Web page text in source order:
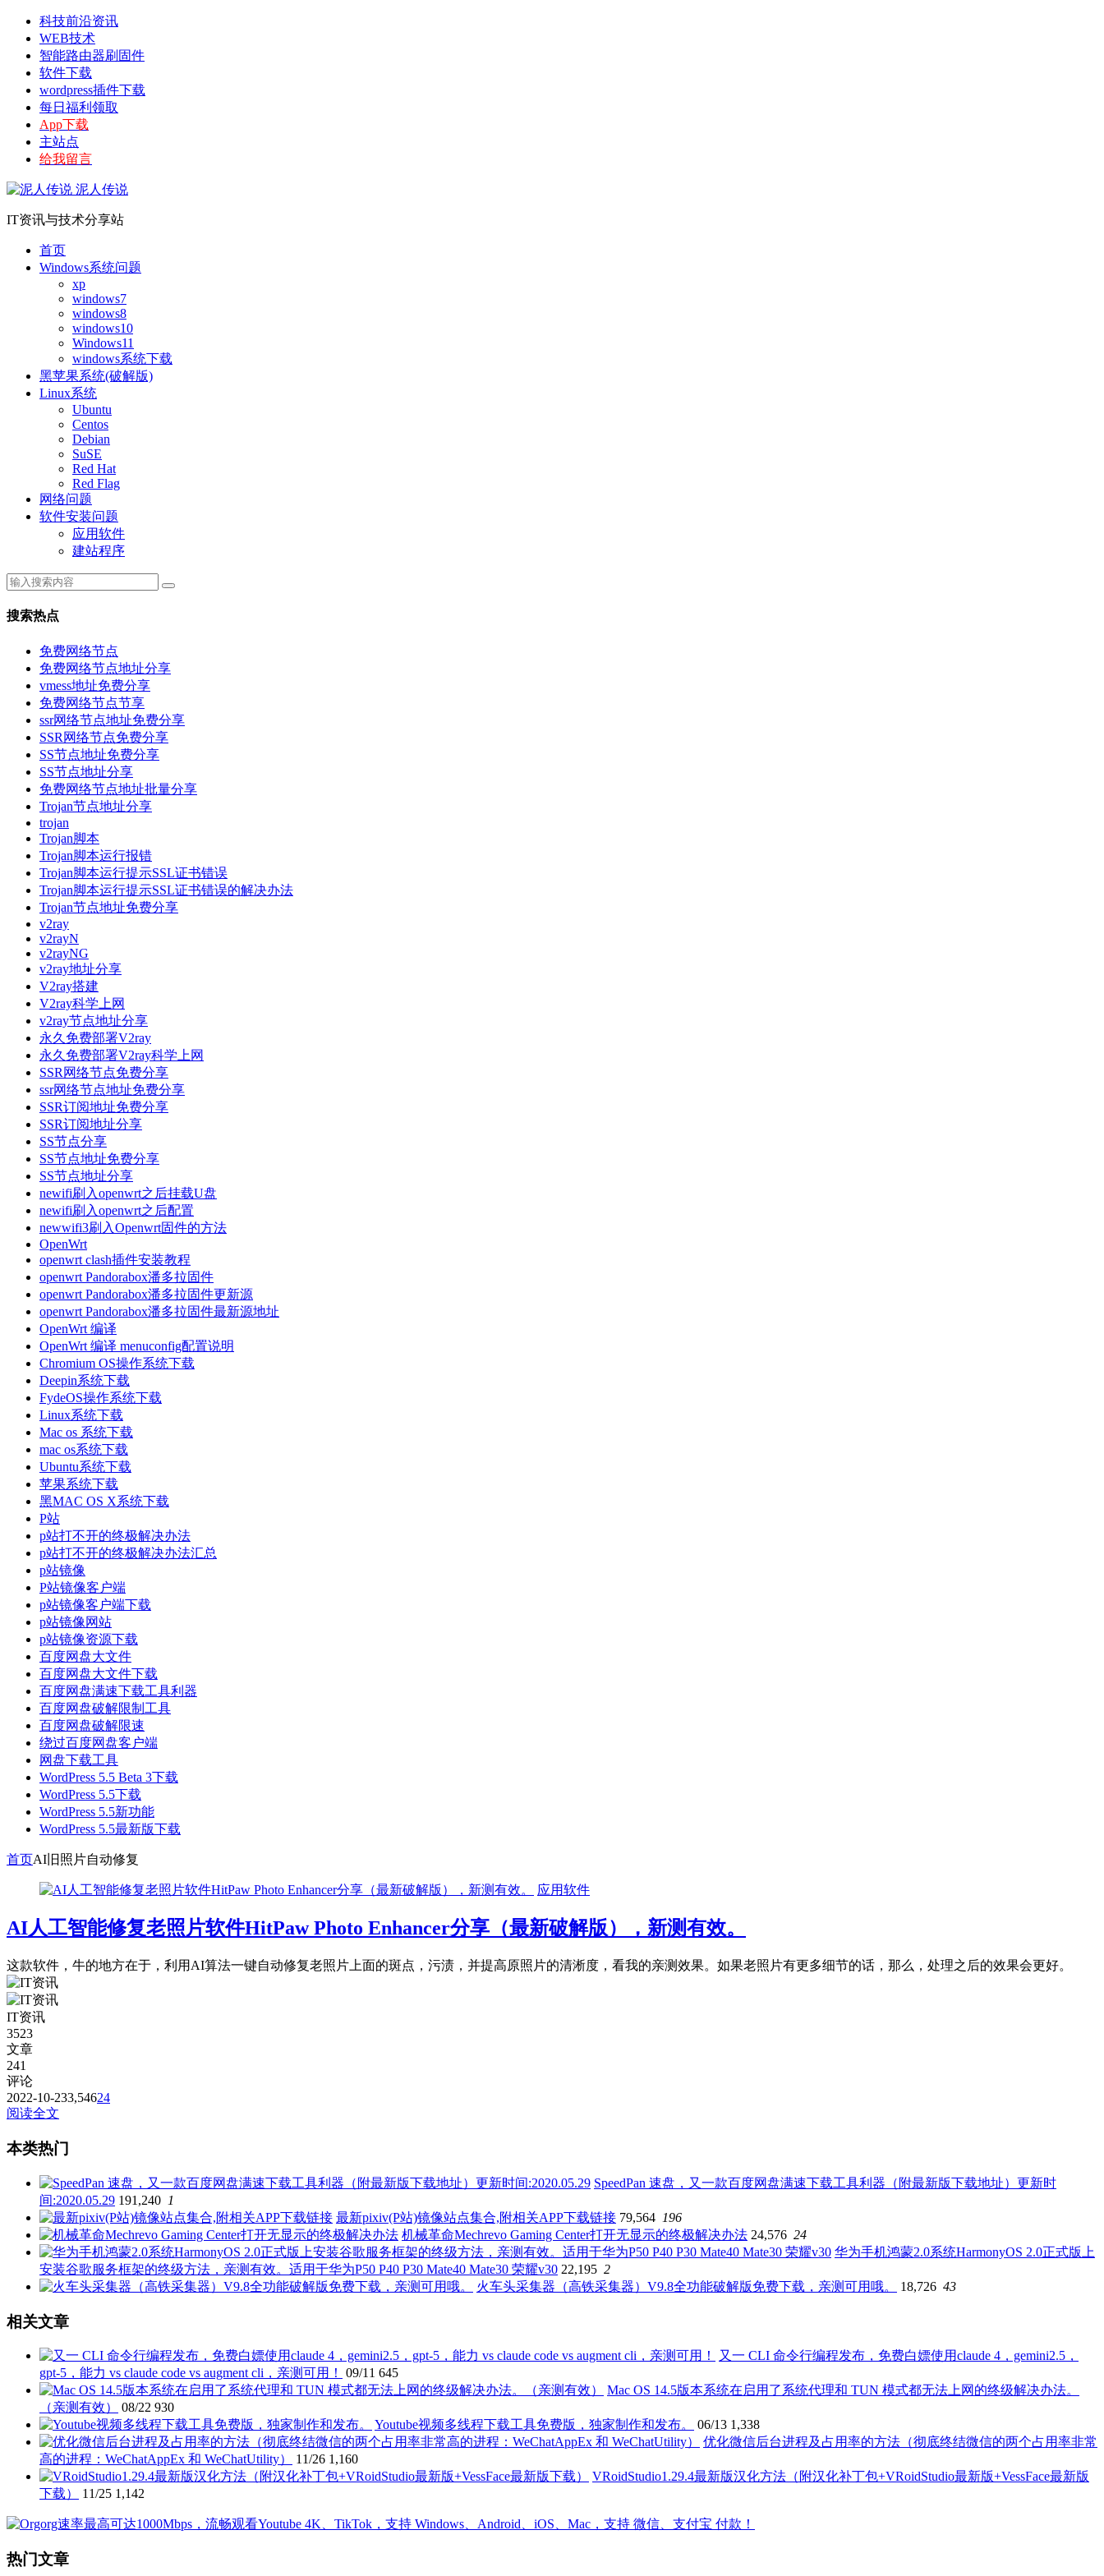
科技前沿资讯
WEB技术
智能路由器刷固件
软件下载
wordpress插件下载
每日福利领取
App下载
主站点
给我留言
泥人传说
IT资讯与技术分享站
首页
Windows系统问题
xp
windows7
windows8
windows10
Windows11
windows系统下载
黑苹果系统(破解版)
Linux系统
Ubuntu
Centos
Debian
SuSE
Red Hat
Red Flag
网络问题
软件安装问题
应用软件
建站程序
搜索热点
免费网络节点
免费网络节点地址分享
vmess地址免费分享
免费网络节点节享
ssr网络节点地址免费分享
SSR网络节点免费分享
SS节点地址免费分享
SS节点地址分享
免费网络节点地址批量分享
Trojan节点地址分享
trojan
Trojan脚本
Trojan脚本运行报错
Trojan脚本运行提示SSL证书错误
Trojan脚本运行提示SSL证书错误的解决办法
Trojan节点地址免费分享
v2ray
v2rayN
v2rayNG
v2ray地址分享
V2ray搭建
V2ray科学上网
v2ray节点地址分享
永久免费部署V2ray
永久免费部署V2ray科学上网
SSR网络节点免费分享
ssr网络节点地址免费分享
SSR订阅地址免费分享
SSR订阅地址分享
SS节点分享
SS节点地址免费分享
SS节点地址分享
newifi刷入openwrt之后挂载U盘
newifi刷入openwrt之后配置
newwifi3刷入Openwrt固件的方法
OpenWrt
openwrt clash插件安装教程
openwrt Pandorabox潘多拉固件
openwrt Pandorabox潘多拉固件更新源
openwrt Pandorabox潘多拉固件最新源地址
OpenWrt 编译
OpenWrt 编译 menuconfig配置说明
Chromium OS操作系统下载
Deepin系统下载
FydeOS操作系统下载
Linux系统下载
Mac os 系统下载
mac os系统下载
Ubuntu系统下载
苹果系统下载
黑MAC OS X系统下载
P站
p站打不开的终极解决办法
p站打不开的终极解决办法汇总
p站镜像
P站镜像客户端
p站镜像客户端下载
p站镜像网站
p站镜像资源下载
百度网盘大文件
百度网盘大文件下载
百度网盘满速下载工具利器
百度网盘破解限制工具
百度网盘破解限速
绕过百度网盘客户端
网盘下载工具
WordPress 5.5 Beta 3下载
WordPress 5.5下载
WordPress 5.5新功能
WordPress 5.5最新版下载
首页AI旧照片自动修复
应用软件
AI人工智能修复老照片软件HitPaw Photo Enhancer分享（最新破解版），新测有效。
这款软件，牛的地方在于，利用AI算法一键自动修复老照片上面的斑点，污渍，并提高原照片的清淅度，看我的亲测效果。如果老照片有更多细节的话，那么，处理之后的效果会更好。
IT资讯
3523
文章
241
评论
2022-10-233,54624
阅读全文
本类热门
SpeedPan 速盘，又一款百度网盘满速下载工具利器（附最新版下载地址）更新时
间:2020.05.29 191,240 1
最新pixiv(P站)镜像站点集合,附相关APP下载链接 79,564 196
机械革命Mechrevo Gaming Center打开无显示的终极解决办法 24,576 24
华为手机鸿蒙2.0系统HarmonyOS 2.0正式版上
安装谷歌服务框架的终级方法，亲测有效。适用于华为P50 P40 P30 Mate40 Mate30 荣耀v30 22,195 2
火车头采集器（高铁采集器）V9.8全功能破解版免费下载，亲测可用哦。
18,726 43
相关文章
又一 CLI 命令行编程发布，免费白嫖使用claude 4，gemini2.5，
gpt-5，能力 vs claude code vs augment cli，亲测可用！
09/11 645
Mac OS 14.5版本系统在启用了系统代理和 TUN 模式都无法上网的终级解决办法。
（亲测有效）
08/22 930
Youtube视频多线程下载工具免费版，独家制作和发布。
06/13 1,338
优化微信后台进程及占用率的方法（彻底终结微信的两个占用率非常
高的进程：WeChatAppEx 和 WeChatUtility）
11/26 1,160
VRoidStudio1.29.4最新版汉化方法（附汉化补丁包+VRoidStudio最新版+VessFace最新版
下载）
11/25 1,142
热门文章